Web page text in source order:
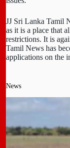
JJ Sri Lanka Tamil
as it is a place that
restrictions. It is
Tamil News has
applications on the
News